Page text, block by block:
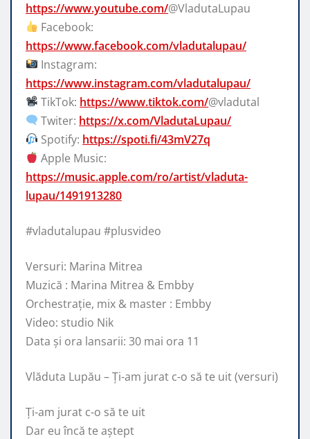
https://www.youtube.com/@VladutaLupau
Facebook:
https://www.facebook.com/vladutalupau/
Instagram:
https://www.instagram.com/vladutalupau/
TikTok: https://www.tiktok.com/@vladutal
Twiter: https://x.com/VladutaLupau/
Spotify: https://spoti.fi/43mV27q
Apple Music:
https://music.apple.com/ro/artist/vladuta-
lupau/1491913280
#vladutalupau #plusvideo
Versuri: Marina Mitrea
Muzică : Marina Mitrea & Embby
Orchestrație, mix & master : Embby
Video: studio Nik
Data și ora lansarii: 30 mai ora 11
Vlăduta Lupău – Ți-am jurat c-o să te uit (versuri)
Ți-am jurat c-o să te uit
Dar eu încă te aștept